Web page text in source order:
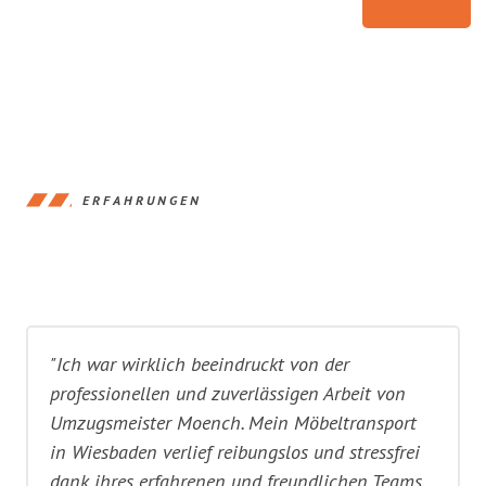
ERFAHRUNGEN
"Ich war wirklich beeindruckt von der
professionellen und zuverlässigen Arbeit von
Umzugsmeister Moench. Mein Möbeltransport
in Wiesbaden verlief reibungslos und stressfrei
dank ihres erfahrenen und freundlichen Teams.